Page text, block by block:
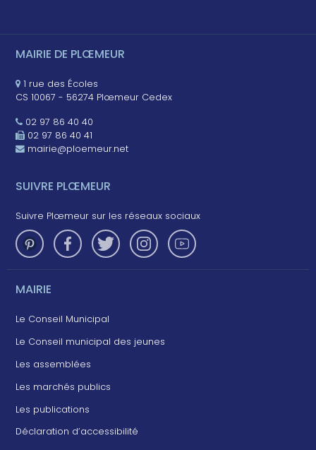
MAIRIE DE PLŒMEUR
1 rue des Écoles
CS 10067 - 56274 Plœmeur Cedex
02 97 86 40 40
02 97 86 40 41
mairie@ploemeur.net
SUIVRE PLŒMEUR
Suivre Plœmeur sur les réseaux sociaux
MAIRIE
Le Conseil Municipal
Le Conseil municipal des jeunes
Les assemblées
Les marchés publics
Les publications
Déclaration d’accessibilité